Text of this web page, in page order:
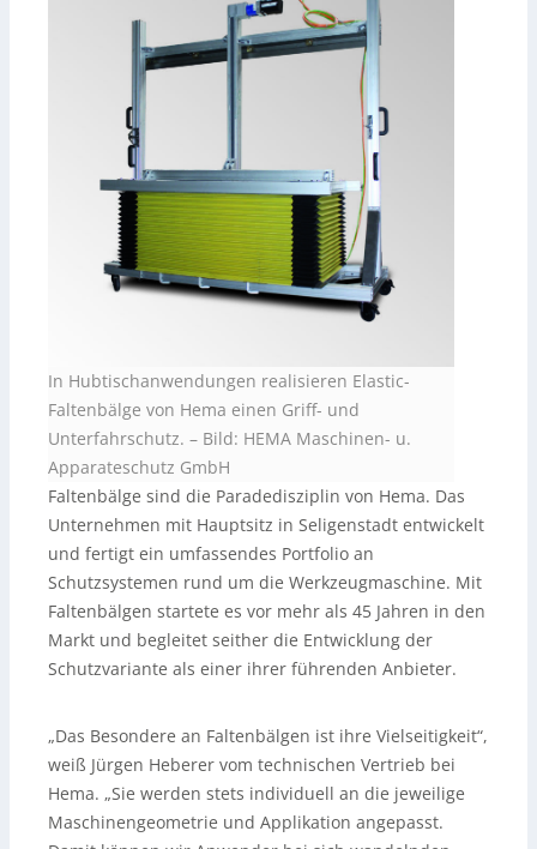
In Hubtischanwendungen realisieren Elastic-
Faltenbälge von Hema einen Griff- und
Unterfahrschutz. – Bild: HEMA Maschinen- u.
Apparateschutz GmbH
Faltenbälge sind die Paradedisziplin von Hema. Das
Unternehmen mit Hauptsitz in Seligenstadt entwickelt
und fertigt ein umfassendes Portfolio an
Schutzsystemen rund um die Werkzeugmaschine. Mit
Faltenbälgen startete es vor mehr als 45 Jahren in den
Markt und begleitet seither die Entwicklung der
Schutzvariante als einer ihrer führenden Anbieter.
„Das Besondere an Faltenbälgen ist ihre Vielseitigkeit“,
weiß Jürgen Heberer vom technischen Vertrieb bei
Hema. „Sie werden stets individuell an die jeweilige
Maschinengeometrie und Applikation angepasst.